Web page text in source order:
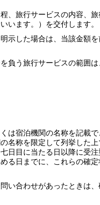
、旅行サービスの内容、
います。）を交付します。
示した場合は、当該金額
負う旅行サービスの範囲
は宿泊機関の名称を記載
称を限定して列挙した上
日目に当たる日以降に受
る日までに、これらの確
い合わせがあったときは